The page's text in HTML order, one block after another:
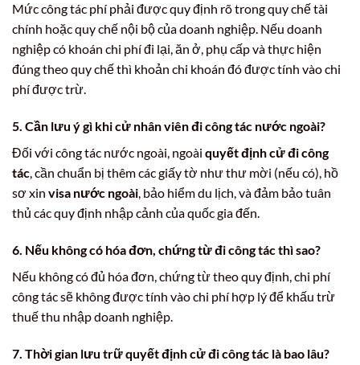
Mức công tác phí phải được quy định rõ trong quy chế tài
chính hoặc quy chế nội bộ của doanh nghiệp. Nếu doanh
nghiệp có khoán chi phí đi lại, ăn ở, phụ cấp và thực hiện
đúng theo quy chế thì khoản chi khoán đó được tính vào chi
phí được trừ.
5. Cần lưu ý gì khi cử nhân viên đi công tác nước ngoài?
Đối với công tác nước ngoài, ngoài quyết định cử đi công
tác, cần chuẩn bị thêm các giấy tờ như thư mời (nếu có), hồ
sơ xin visa nước ngoài, bảo hiểm du lịch, và đảm bảo tuân
thủ các quy định nhập cảnh của quốc gia đến.
6. Nếu không có hóa đơn, chứng từ đi công tác thì sao?
Nếu không có đủ hóa đơn, chứng từ theo quy định, chi phí
công tác sẽ không được tính vào chi phí hợp lý để khấu trừ
thuế thu nhập doanh nghiệp.
7. Thời gian lưu trữ quyết định cử đi công tác là bao lâu?